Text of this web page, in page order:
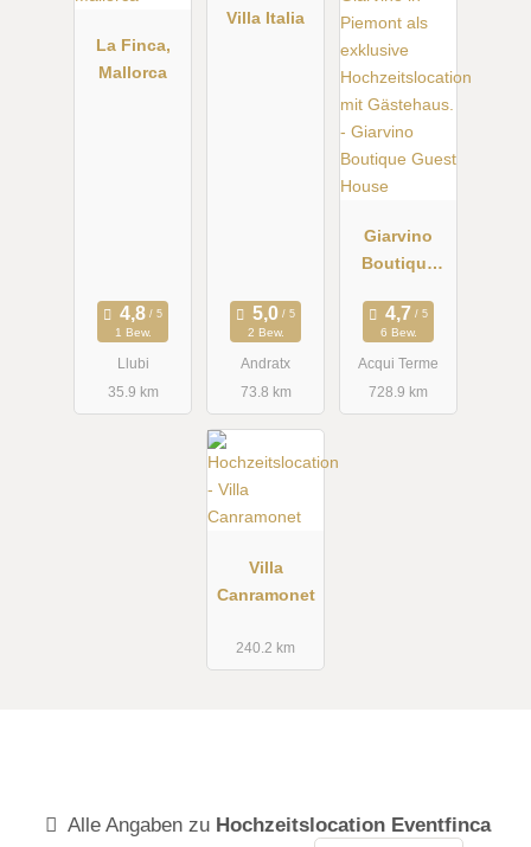
La Finca,
Mallorca
1 Bew.
Llubi
35.9 km
Villa Italia
2 Bew.
Andratx
73.8 km
Giarvino
Boutique
House
6 Bew.
Acqui Terme
728.9 km
Villa
Canramonet
240.2 km
Alle Angaben zu Hochzeitslocation Eventfinca